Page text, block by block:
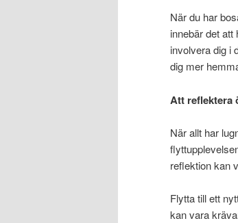
När du har
innebär det
involvera dig i
dig mer
Att reflektera
När allt har
reflektion kan
Flytta till ett
kan vara